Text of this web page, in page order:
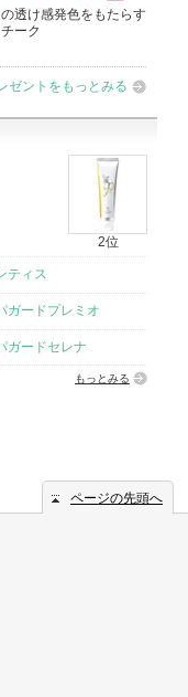
現
品
透け感発色をもたらす
ーク
ゼントをもっとみる
2位
ティス
ガードプレミオ
ガードセレナ
もっとみる
ページの先頭へ